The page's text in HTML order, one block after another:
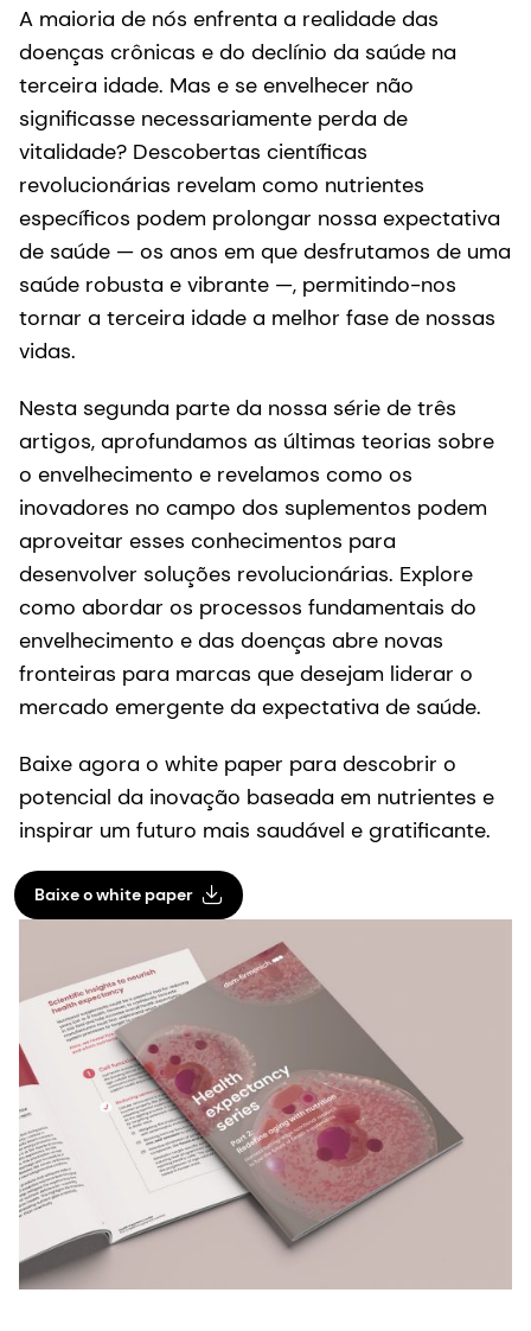
A maioria de nós enfrenta a realidade das
doenças crônicas e do declínio da saúde na
terceira idade. Mas e se envelhecer não
significasse necessariamente perda de
vitalidade? Descobertas científicas
revolucionárias revelam como nutrientes
específicos podem prolongar nossa expectativa
de saúde — os anos em que desfrutamos de uma
saúde robusta e vibrante —, permitindo-nos
tornar a terceira idade a melhor fase de nossas
vidas.
Nesta segunda parte da nossa série de três
artigos, aprofundamos as últimas teorias sobre
o envelhecimento e revelamos como os
inovadores no campo dos suplementos podem
aproveitar esses conhecimentos para
desenvolver soluções revolucionárias. Explore
como abordar os processos fundamentais do
envelhecimento e das doenças abre novas
fronteiras para marcas que desejam liderar o
mercado emergente da expectativa de saúde.
Baixe agora o white paper para descobrir o
potencial da inovação baseada em nutrientes e
inspirar um futuro mais saudável e gratificante.
Baixe o white paper